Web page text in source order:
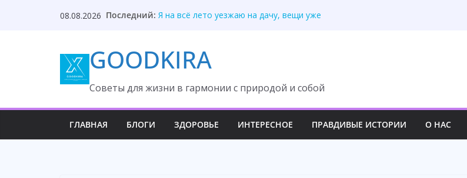
08.08.2026 Последний: Я на всё лето уезжаю на дачу, вещи уже
Дача теперь мамина! — Игорь с гордостью бросил
Ушёл к беременной любовнице, уверенный,
GOODKIRA
Cоветы для жизни в гармонии с природой и собой
ГЛАВНАЯ БЛОГИ ЗДОРОВЬЕ ИНТЕРЕСНОЕ ПРАВДИВЫЕ ИСТОРИИ О НАС